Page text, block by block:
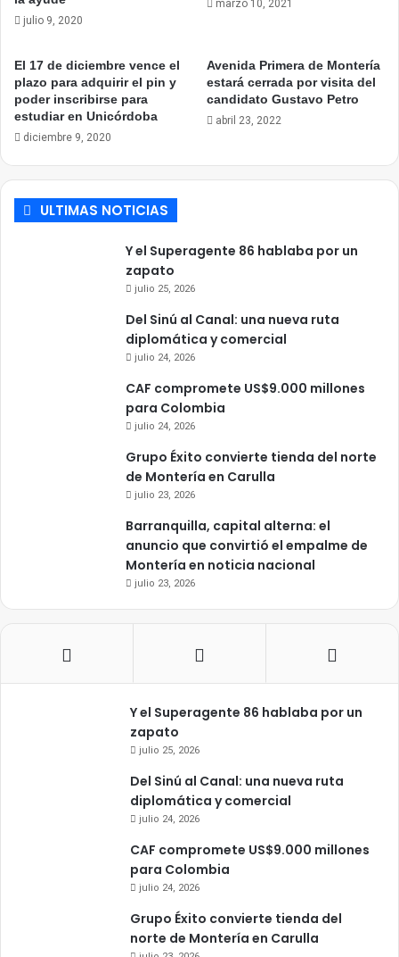
julio 9, 2020
marzo 10, 2021
El 17 de diciembre vence el
plazo para adquirir el pin y
poder inscribirse para
estudiar en Unicórdoba
diciembre 9, 2020
Avenida Primera de Montería
estará cerrada por visita del
candidato Gustavo Petro
abril 23, 2022
ULTIMAS NOTICIAS
Y el Superagente 86 hablaba por un
zapato
julio 25, 2026
Del Sinú al Canal: una nueva ruta
diplomática y comercial
julio 24, 2026
CAF compromete US$9.000 millones
para Colombia
julio 24, 2026
Grupo Éxito convierte tienda del norte
de Montería en Carulla
julio 23, 2026
Barranquilla, capital alterna: el
anuncio que convirtió el empalme de
Montería en noticia nacional
julio 23, 2026
Y el Superagente 86 hablaba por un
zapato
julio 25, 2026
Del Sinú al Canal: una nueva ruta
diplomática y comercial
julio 24, 2026
CAF compromete US$9.000 millones
para Colombia
julio 24, 2026
Grupo Éxito convierte tienda del
norte de Montería en Carulla